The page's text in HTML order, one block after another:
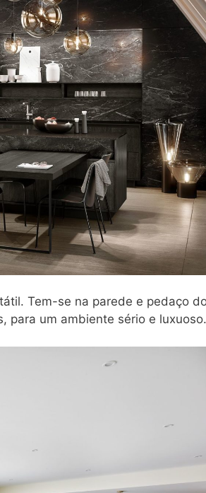
Tem-se na parede e pedaço
para um ambiente sério e luxuoso.